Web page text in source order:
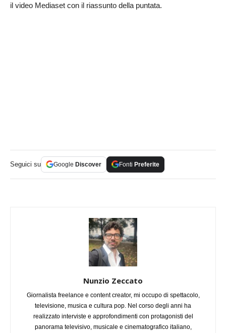
il video Mediaset con il riassunto della puntata.
Seguici su Google Discover Fonti Preferite
Nunzio Zeccato
Giornalista freelance e content creator, mi occupo di spettacolo,
televisione, musica e cultura pop. Nel corso degli anni ha
realizzato interviste e approfondimenti con protagonisti del
panorama televisivo, musicale e cinematografico italiano,